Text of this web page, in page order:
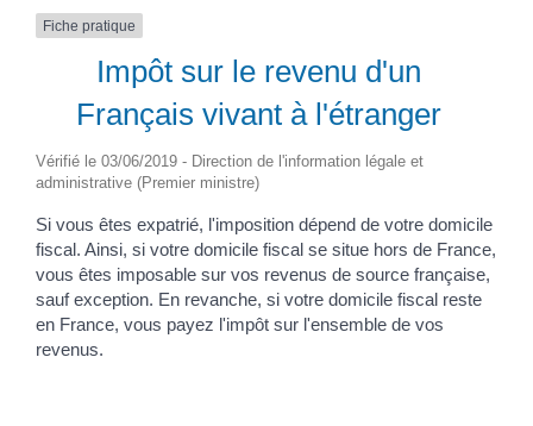
Fiche pratique
Impôt sur le revenu d'un
Français vivant à l'étranger
Vérifié le 03/06/2019 - Direction de l'information légale et
administrative (Premier ministre)
Si vous êtes expatrié, l'imposition dépend de votre domicile
fiscal. Ainsi, si votre domicile fiscal se situe hors de France,
vous êtes imposable sur vos revenus de source française,
sauf exception. En revanche, si votre domicile fiscal reste
en France, vous payez l'impôt sur l'ensemble de vos
revenus.